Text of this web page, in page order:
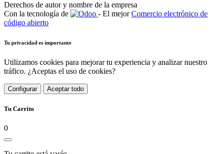
Derechos de autor y nombre de la empresa
Con la tecnología de
- El mejorComercio electrónico de
código abierto
Tu privacidad es importante
Utilizamos cookies para mejorar tu experiencia y analizar nuestro
tráfico. ¿Aceptas el uso de cookies?
Configurar Aceptar todo
Tu Carrito
0